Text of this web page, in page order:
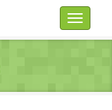
Toggle